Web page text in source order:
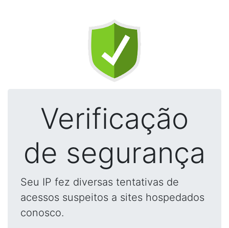
Verificação
de segurança
Seu IP fez diversas tentativas de
acessos suspeitos a sites hospedados
conosco.